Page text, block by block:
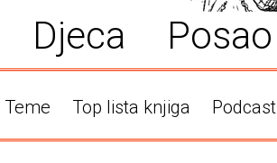
Djeca Posao
Teme Top lista knjiga Podcast